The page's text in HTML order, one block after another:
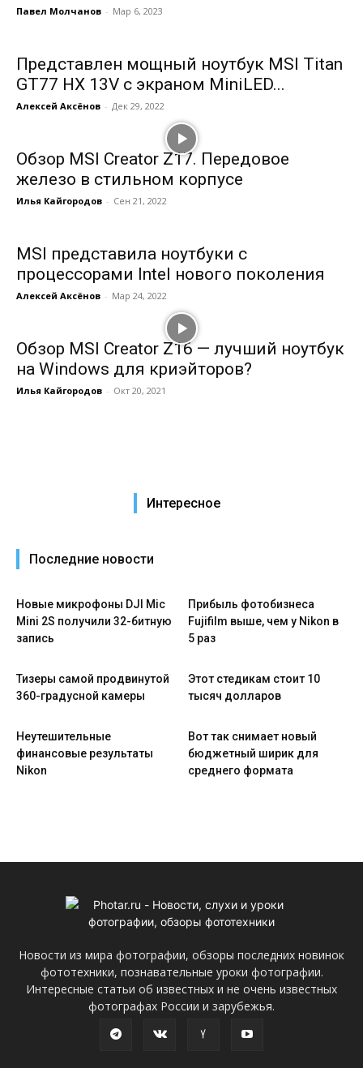
Павел Молчанов - Мар 6, 2023
Представлен мощный ноутбук MSI Titan
GT77 HX 13V с экраном MiniLED...
Алексей Аксёнов - Дек 29, 2022
Обзор MSI Creator Z17. Передовое
железо в стильном корпусе
Илья Кайгородов - Сен 21, 2022
MSI представила ноутбуки с
процессорами Intel нового поколения
Алексей Аксёнов - Мар 24, 2022
Обзор MSI Creator Z16 — лучший ноутбук
на Windows для криэйторов?
Илья Кайгородов - Окт 20, 2021
Интересное
Последние новости
Новые микрофоны DJI Mic
Mini 2S получили 32-битную
запись
Прибыль фотобизнеса
Fujifilm выше, чем у Nikon в
5 раз
Тизеры самой продвинутой
360-градусной камеры
Этот стедикам стоит 10
тысяч долларов
Неутешительные
финансовые результаты
Nikon
Вот так снимает новый
бюджетный ширик для
среднего формата
Новости из мира фотографии, обзоры последних новинок
фототехники, познавательные уроки фотографии.
Интересные статьи об известных и не очень известных
фотографах России и зарубежья.